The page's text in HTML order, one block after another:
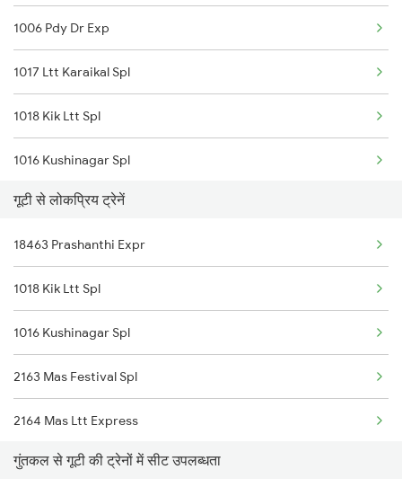
12163 Ltt Mas Exp
16381 Kanyakumari Exp
57402 Ubl Tpty Pas
18522 Tirumala Exp
22157 Csmt Ms Sf Mail
16594 Ned Ypr Express
1006 Pdy Dr Exp
1017 Ltt Karaikal Spl
1018 Kik Ltt Spl
1016 Kushinagar Spl
1301 Csmt Sbc Spl
1302 Udyan Exp
1311 Sur Hasan Spl
1312 Has Sur Spl
2163 Mas Festival Spl
2164 Mas Ltt Express
2277 Tpty Jat Spl
गूटी से लोकप्रिय ट्रेनें
18463 Prashanthi Expr
1018 Kik Ltt Spl
1016 Kushinagar Spl
2163 Mas Festival Spl
2164 Mas Ltt Express
2683 Ypr Lko Fest Spl
गुंतकल से गूटी की ट्रेनों में सीट उपलब्धता